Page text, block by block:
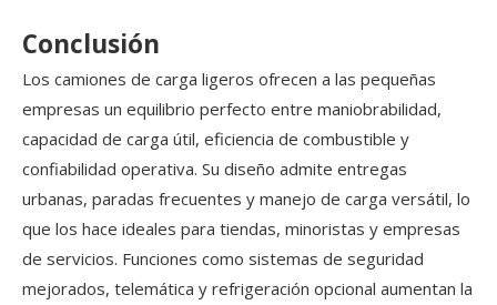
Conclusión
Los camiones de carga ligeros ofrecen a las pequeñas
empresas un equilibrio perfecto entre maniobrabilidad,
capacidad de carga útil, eficiencia de combustible y
confiabilidad operativa. Su diseño admite entregas
urbanas, paradas frecuentes y manejo de carga versátil, lo
que los hace ideales para tiendas, minoristas y empresas
de servicios. Funciones como sistemas de seguridad
mejorados, telemática y refrigeración opcional aumentan la